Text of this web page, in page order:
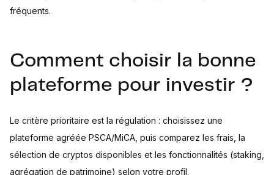
fréquents.
Comment choisir la bonne
plateforme pour investir ?
Le critère prioritaire est la régulation : choisissez une
plateforme agréée PSCA/MiCA, puis comparez les frais, la
sélection de cryptos disponibles et les fonctionnalités (staking,
agrégation de patrimoine) selon votre profil.